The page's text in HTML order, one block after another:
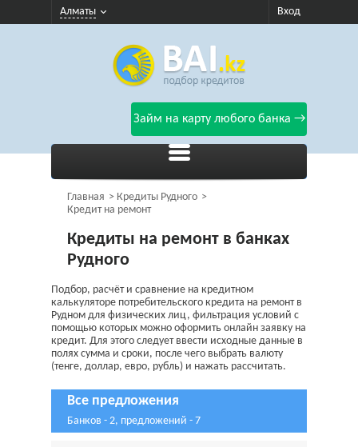
Алматы Вход
Займ на карту любого банка →
Главная
Кредиты Рудного
Кредит на ремонт
Кредиты на ремонт в банках
Рудного
Подбор, расчёт и сравнение на кредитном
калькуляторе потребительского кредита на ремонт в
Рудном для физических лиц, фильтрация условий с
помощью которых можно оформить онлайн заявку на
кредит. Для этого следует ввести исходные данные в
полях сумма и сроки, после чего выбрать валюту
(тенге, доллар, евро, рубль) и нажать рассчитать.
Все предложения
Банков - 2, предложений - 7